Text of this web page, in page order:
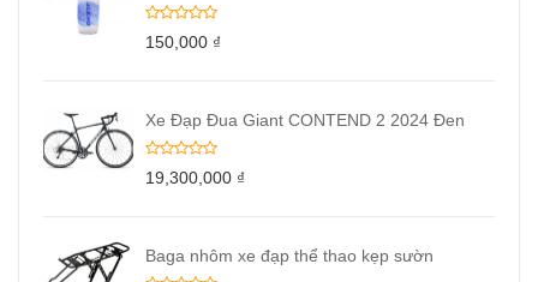
150,000 ₫
Xe Đạp Đua Giant CONTEND 2 2024 Đen
19,300,000 ₫
Baga nhôm xe đạp thể thao kẹp sườn